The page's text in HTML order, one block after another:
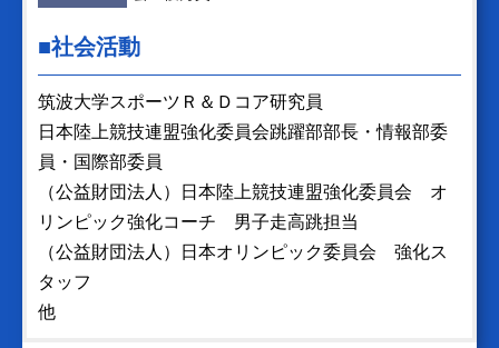
■社会活動
筑波大学スポーツＲ＆Ｄコア研究員
日本陸上競技連盟強化委員会跳躍部部長・情報部委
員・国際部委員
（公益財団法人）日本陸上競技連盟強化委員会 オ
リンピック強化コーチ 男子走高跳担当
（公益財団法人）日本オリンピック委員会 強化ス
タッフ
他